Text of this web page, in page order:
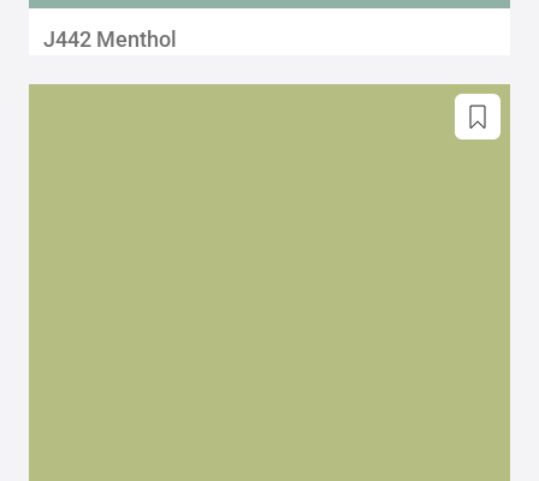
J442 Menthol